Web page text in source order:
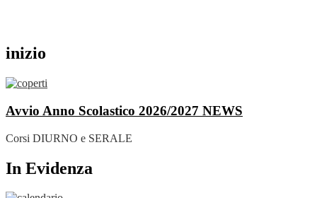
inizio
Avvio Anno Scolastico 2026/2027 NEWS
Corsi DIURNO e SERALE
In Evidenza